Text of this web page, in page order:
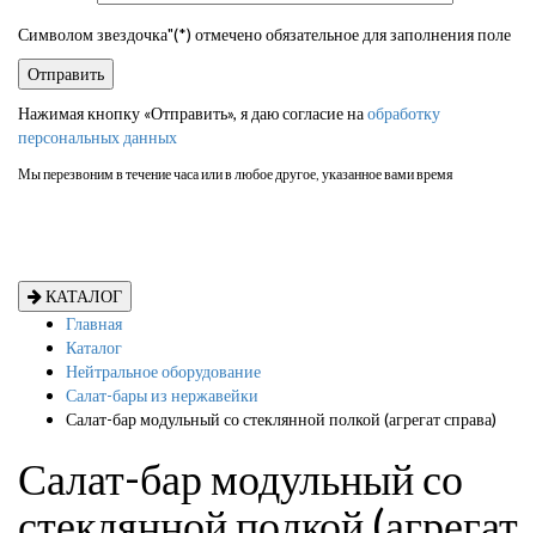
Символом звездочка"(*) отмечено обязательное для заполнения поле
Нажимая кнопку «Отправить», я даю согласие наобработку
персональных данных
Мы перезвоним в течение часа или в любое другое, указанное вами время
КАТАЛОГ
Главная
Каталог
Нейтральное оборудование
Салат-бары из нержавейки
Салат-бар модульный со стеклянной полкой (агрегат справа)
Салат-бар модульный со